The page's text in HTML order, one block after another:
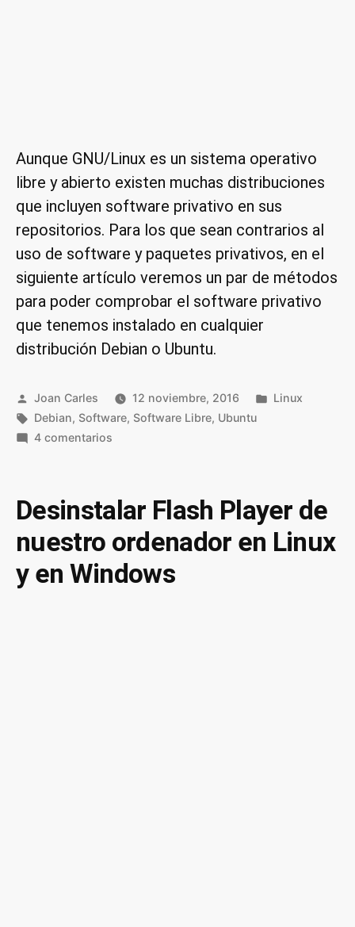
Aunque GNU/Linux es un sistema operativo
libre y abierto existen muchas distribuciones
que incluyen software privativo en sus
repositorios. Para los que sean contrarios al
uso de software y paquetes privativos, en el
siguiente artículo veremos un par de métodos
para poder comprobar el software privativo
que tenemos instalado en cualquier
distribución Debian o Ubuntu.
Publicado
por
Joan Carles 12 noviembre, 2016
Publicado
Linux
Etiquetas:
Debian, Software, Software Libre, Ubuntu
4 comentarios
privativo
instalado
en
Debian
Desinstalar Flash Player de
nuestro ordenador en Linux
y en Windows